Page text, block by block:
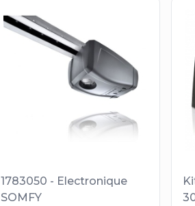
1783050 - Electronique
SOMFY